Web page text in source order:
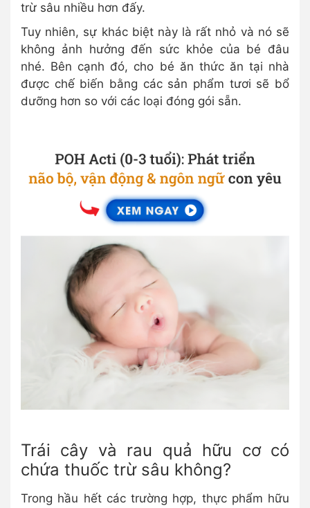
trừ sâu nhiều hơn đấy.
Tuy nhiên, sự khác biệt này là rất nhỏ và nó sẽ
không ảnh hưởng đến sức khỏe của bé đâu
nhé. Bên cạnh đó, cho bé ăn thức ăn tại nhà
được chế biến bằng các sản phẩm tươi sẽ bổ
dưỡng hơn so với các loại đóng gói sẵn.
Trái cây và rau quả hữu cơ có
chứa thuốc trừ sâu không?
Trong hầu hết các trường hợp, thực phẩm hữu